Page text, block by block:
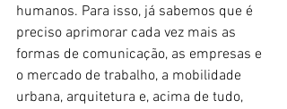
humanos. Para isso, já sabemos que é
preciso aprimorar cada vez mais as
formas de comunicação, as empresas e
o mercado de trabalho, a mobilidade
urbana, arquitetura e, acima de tudo,